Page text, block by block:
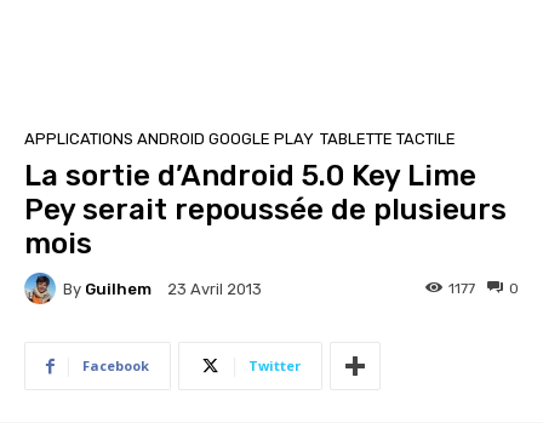
APPLICATIONS ANDROID GOOGLE PLAY TABLETTE TACTILE
La sortie d’Android 5.0 Key Lime
Pey serait repoussée de plusieurs
mois
By Guilhem 23 Avril 2013 0
1177
Facebook Twitter